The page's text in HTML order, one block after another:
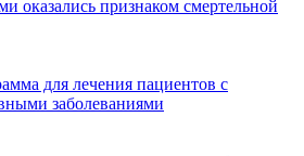
оказались признаком смертельной
для лечения пациентов с
заболеваниями